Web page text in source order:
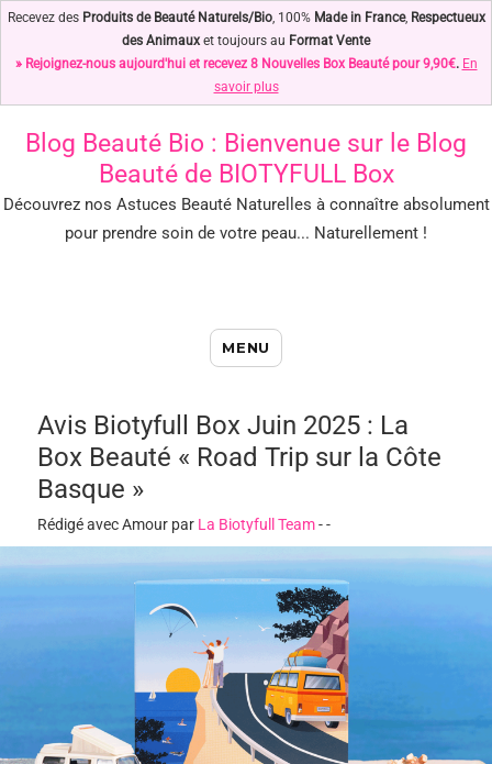
Recevez des Produits de Beauté Naturels/Bio, 100% Made in France, Respectueux
des Animauxet toujours au Format Vente
» Rejoignez-nous aujourd'hui et recevez 8 Nouvelles Box Beauté pour 9,90€. En
savoir plus
Blog Beauté Bio : Bienvenue sur le Blog
Beauté de BIOTYFULL Box
Découvrez nos Astuces Beauté Naturelles à connaître absolument
pour prendre soin de votre peau... Naturellement !
Blog Beauté Bio : Notre Top des
Astuces Beauté Naturelles !
MENU
Avis Biotyfull Box Juin 2025 : La
Box Beauté « Road Trip sur la Côte
Basque »
Rédigé avec Amour par La Biotyfull Team--